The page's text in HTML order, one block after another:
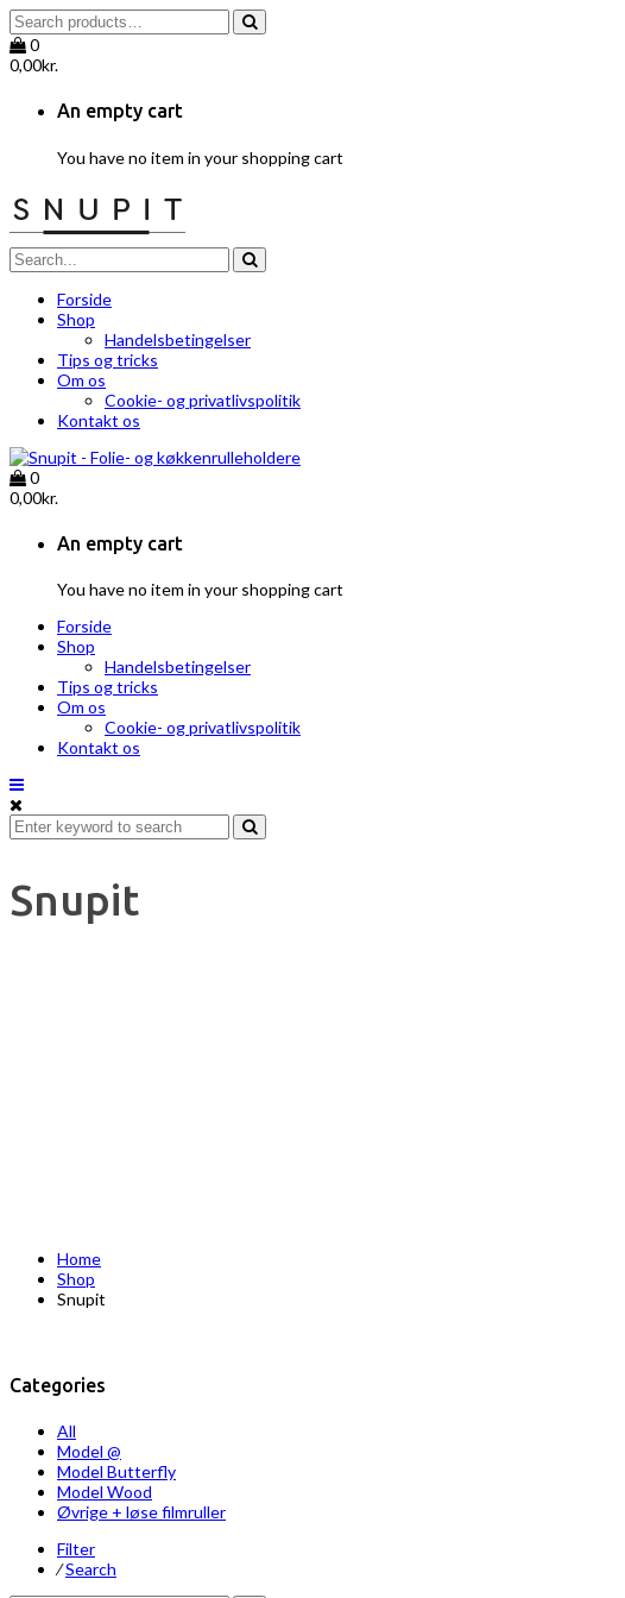
0
0,00kr.
An empty cart
You have no item in your shopping cart
Forside
Shop
Handelsbetingelser
Tips og tricks
Om os
Cookie- og privatlivspolitik
Kontakt os
0
0,00kr.
An empty cart
You have no item in your shopping cart
Forside
Shop
Handelsbetingelser
Tips og tricks
Om os
Cookie- og privatlivspolitik
Kontakt os
Snupit
Home
Shop
Snupit
Categories
All
Model @
Model Butterfly
Model Wood
Øvrige + løse filmruller
Filter
⁄Search